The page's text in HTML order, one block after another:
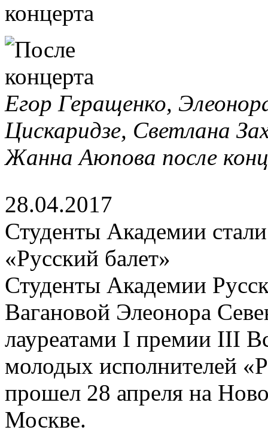
Егор Геращенко,
Цискаридзе, Светлана
Жанна Аюпова после
28.04.2017
Студенты Академии
«Русский балет»
Студенты Академии
Вагановой Элеонора
лауреатами I премии III
молодых исполнителей
прошел 28 апреля на
Москве.